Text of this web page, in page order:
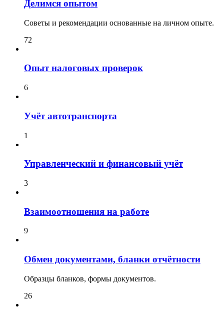
Делимся опытом
Советы и рекомендации основанные на личном опыте.
72
Опыт налоговых проверок
6
Учёт автотранспорта
1
Управленческий и финансовый учёт
3
Взаимоотношения на работе
9
Обмен документами, бланки отчётности
Образцы бланков, формы документов.
26